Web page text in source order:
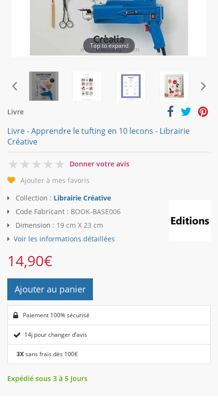
Tap to expand
Livre
Livre - Apprendre le tufting en 10 lecons - Librairie
Créative
0
Donner votre avis
Ajouter à mes favoris
Collection : Librairie Créative
Code Fabricant : BOOK-BASE006
Dimension : 19 cm X 23 cm
Voir les informations détaillées
14,90€
Ajouter au panier
Paiement 100% sécurisé
14j pour changer d’avis
3Xsans frais dès 100€
Expédié sous 3 à 5 Jours